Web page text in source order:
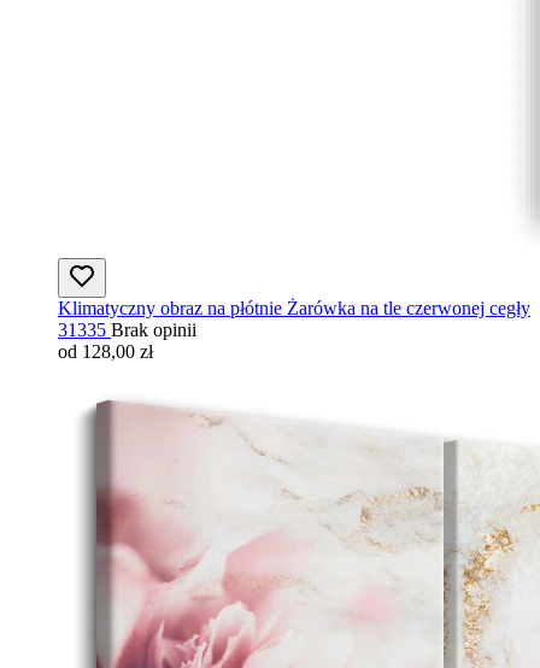
Klimatyczny obraz na płótnie Żarówka na tle czerwonej cegły
31335 Brak opinii
od 128,00 zł